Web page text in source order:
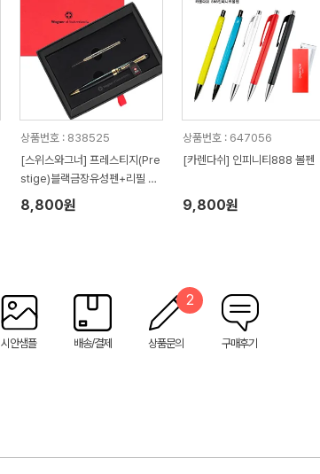
상품번호 : 838525
[스위스와그너] 프레스티지(Pre
stige)블랙금장유성펜+리필 세
트
8,800원
상품번호 : 647056
[카렌다쉬] 인피니티888 볼펜
9,800원
시안샘플 배송/결제 상품문의
2
구매후기